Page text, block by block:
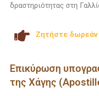
δραστηριότητας στη
Ζητήστε δωρεάν
Επικύρωση
της Χάγης